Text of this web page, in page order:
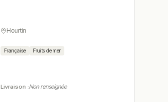
Hourtin
Française Fruits de mer
Livraison :Non renseignée